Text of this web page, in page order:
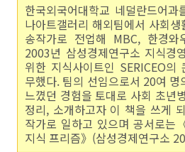
한국외국어대학교 네덜란드어
나아트갤러리 해외팀에서 사회
송작가로 전업해 MBC, 한경와
2003년 삼성경제연구소 지식경
위한 지식사이트인 SERICEO의
무했다. 팀의 선임으로서 20여 명
느꼈던 경험을 토대로 사회 초년
정리, 소개하고자 이 책을 쓰게
작가로 일하고 있으며 공서로는
지식 프리즘》(삼성경제연구소